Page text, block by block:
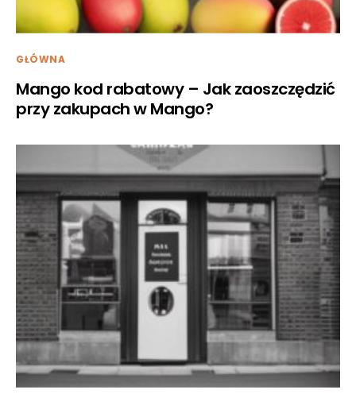
GŁÓWNA
Mango kod rabatowy – Jak zaoszczędzić
przy zakupach w Mango?